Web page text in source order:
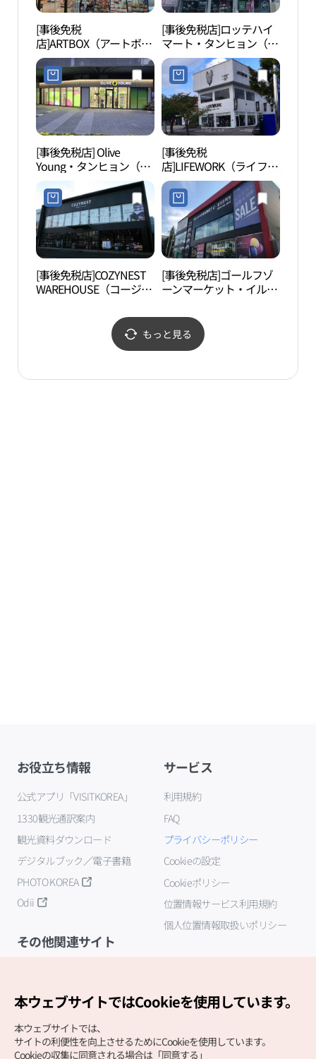
[事後免税
店]ARTBOX（アートボッ
クス）・タンヒョン（炭
峴）店(아트박스 탄현점)
[事後免税店]ロッテハイ
マート・タンヒョン（炭
峴）店(롯데하이마트 탄
현점)
[事後免税店] Olive
Young・タンヒョン（炭
峴）ジェニス店(올리브
영 탄현제니스점)
[事後免税
店]LIFEWORK（ライフワ
ーク）メガストア・イル
サン（一山）店(라이프
워크 메가스토어 일산점)
[事後免税店]COZYNEST
WAREHOUSE（コージー
イルサン（一山）店(코
지네스트 웨어하우스 일
[事後免税店]ゴールフゾ
ーンマーケット・イルサ
켓 일산점)
もっと見る
お役立ち情報
公式アプリ「VISITKOREA」
1330観光通訳案内
観光資料ダウンロード
デジタルブック／電子書籍
PHOTO KOREA
Odii
サービス
利用規約
FAQ
プライバシーポリシー
Cookieの設定
Cookieポリシー
位置情報サービス利用規約
個人位置情報取扱いポリシー
その他関連サイト
本ウェブサイトではCookieを使用しています。
本ウェブサイトでは、
サイトの利便性を向上させるためにCookieを使用しています。
Cookieの収集に同意される場合は「同意する」